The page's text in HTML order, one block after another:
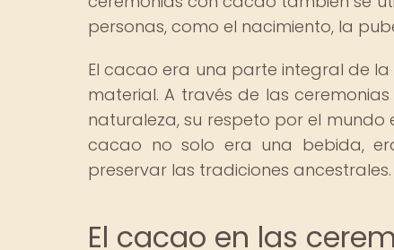
personas, como el nacimiento, la
El cacao era una parte integral de
material. A través de las
naturaleza, su respeto por el mundo
cacao no solo era una bebida,
preservar las tradiciones ancestrales.
El cacao en las